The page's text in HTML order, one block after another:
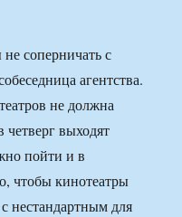
соперничать с
агентства.
не должна
четверг выходят
пойти и в
чтобы кинотеатры
нестандартным для